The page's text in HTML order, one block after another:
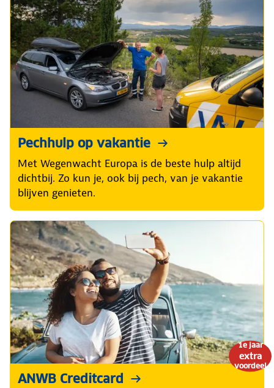
Pechhulp op vakantie
Met Wegenwacht Europa is de beste hulp altijd
dichtbij. Zo kun je, ook bij pech, van je vakantie
blijven genieten.
1e jaar
extra
voordeel
ANWB Creditcard